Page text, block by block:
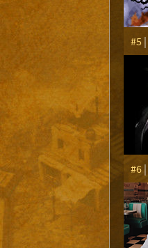
#5 |
#6 |